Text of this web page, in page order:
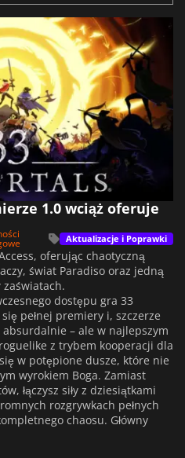
1.0 wciąż oferuje
Aktualizacje i Poprawki
oferując chaotyczną
świat Paradiso oraz jedną
zaświatach.
dostępu gra 33
pełnej premiery i, szczerze
– ale w najlepszym
z trybem kooperacji dla
w potępione dusze, które nie
wyrokiem Boga. Zamiast
łączysz siły z dziesiątkami
rozgrywkach pełnych
chaosu. Główny